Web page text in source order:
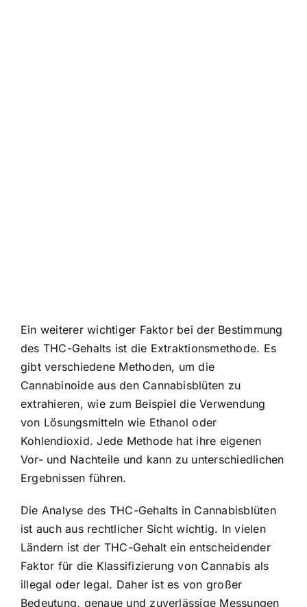
Ein weiterer wichtiger Faktor bei der Bestimmung
des THC-Gehalts ist die Extraktionsmethode. Es
gibt verschiedene Methoden, um die
Cannabinoide aus den Cannabisblüten zu
extrahieren, wie zum Beispiel die Verwendung
von Lösungsmitteln wie Ethanol oder
Kohlendioxid. Jede Methode hat ihre eigenen
Vor- und Nachteile und kann zu unterschiedlichen
Ergebnissen führen.
Die Analyse des THC-Gehalts in Cannabisblüten
ist auch aus rechtlicher Sicht wichtig. In vielen
Ländern ist der THC-Gehalt ein entscheidender
Faktor für die Klassifizierung von Cannabis als
illegal oder legal. Daher ist es von großer
Bedeutung, genaue und zuverlässige Messungen